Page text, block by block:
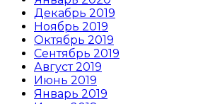
Декабрь 2019
Ноябрь 2019
Октябрь 2019
Сентябрь 2019
Август 2019
Июнь 2019
Январь 2019